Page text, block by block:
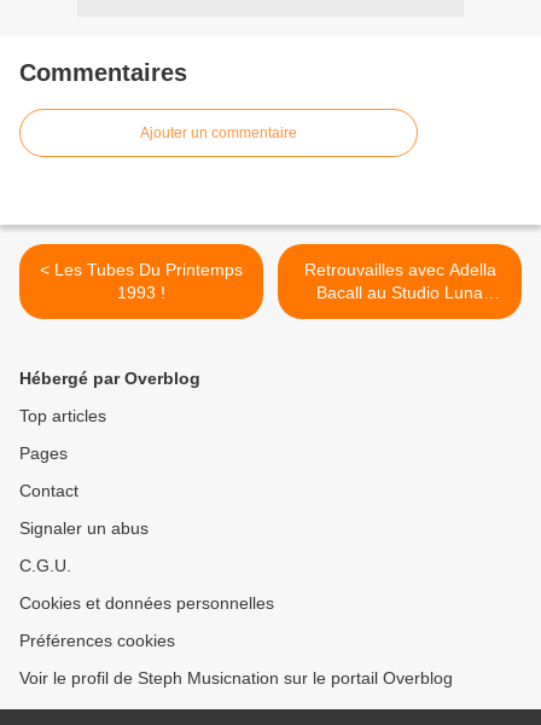
Commentaires
Ajouter un commentaire
< Les Tubes Du Printemps
1993 !
Retrouvailles avec Adella
Bacall au Studio Luna
Rossa afin de faire un point
Hébergé par Overblog
Top articles
Pages
Contact
Signaler un abus
C.G.U.
Cookies et données personnelles
Préférences cookies
Voir le profil de Steph Musicnation sur le portail Overblog